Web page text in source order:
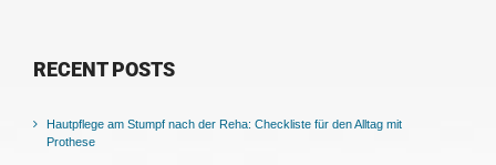
RECENT POSTS
Hautpflege am Stumpf nach der Reha: Checkliste für den Alltag mit
Prothese